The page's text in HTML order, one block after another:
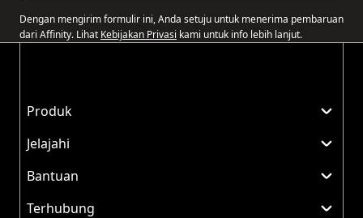
Dengan mengirim formulir ini, Anda setuju untuk menerima pembaruan
dari Affinity. Lihat Kebijakan Privasi kami untuk info lebih lanjut.
Produk
Jelajahi
Bantuan
Terhubung